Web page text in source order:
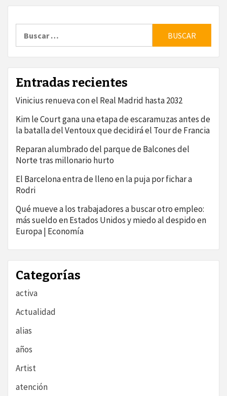
Entradas recientes
Vinicius renueva con el Real Madrid hasta 2032
Kim le Court gana una etapa de escaramuzas antes de
la batalla del Ventoux que decidirá el Tour de Francia
Reparan alumbrado del parque de Balcones del
Norte tras millonario hurto
El Barcelona entra de lleno en la puja por fichar a
Rodri
Qué mueve a los trabajadores a buscar otro empleo:
más sueldo en Estados Unidos y miedo al despido en
Europa | Economía
Categorías
activa
Actualidad
alias
años
Artist
atención